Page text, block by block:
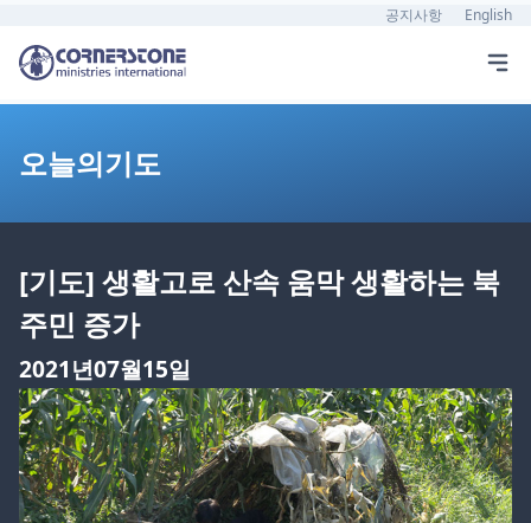
공지사항 English
오늘의기도
[기도] 생활고로 산속 움막 생활하는 북
주민 증가
2021년07월15일